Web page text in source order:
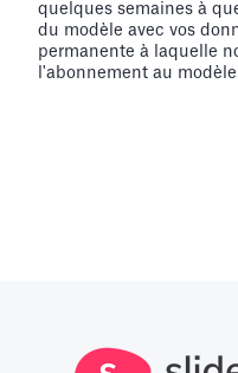
quelques semaines à
du modèle avec vos
permanente à laquelle
l'abonnement au